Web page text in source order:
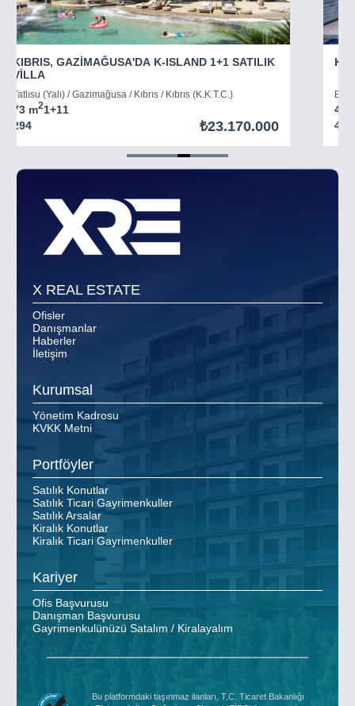
KIBRIS, GAZİMAĞUSA'DA K-ISLAND 1+1 SATILIK
VİLLA
Tatlısu (Yalı) / Gazimağusa / Kıbrıs / Kıbrıs (K.K.T.C.)
73 m21+11
294
₺23.170.000
45
403
of
X REAL ESTATE
Ofisler
Danışmanlar
Haberler
İletişim
Kurumsal
Yönetim Kadrosu
KVKK Metni
Portföyler
Satılık Konutlar
Satılık Ticari Gayrimenkuller
Satılık Arsalar
Kiralık Konutlar
Kiralık Ticari Gayrimenkuller
Kariyer
Ofis Başvurusu
Danışman Başvurusu
Gayrimenkulünüzü Satalım / Kiralayalım
Bu platformdaki taşınmaz ilanları, T.C. Ticaret Bakanlığı